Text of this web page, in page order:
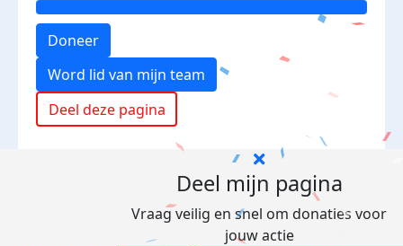
Doneer
Word lid van mijn team
Deel deze pagina
Deel mijn pagina
Vraag veilig en snel om donaties voor
jouw actie